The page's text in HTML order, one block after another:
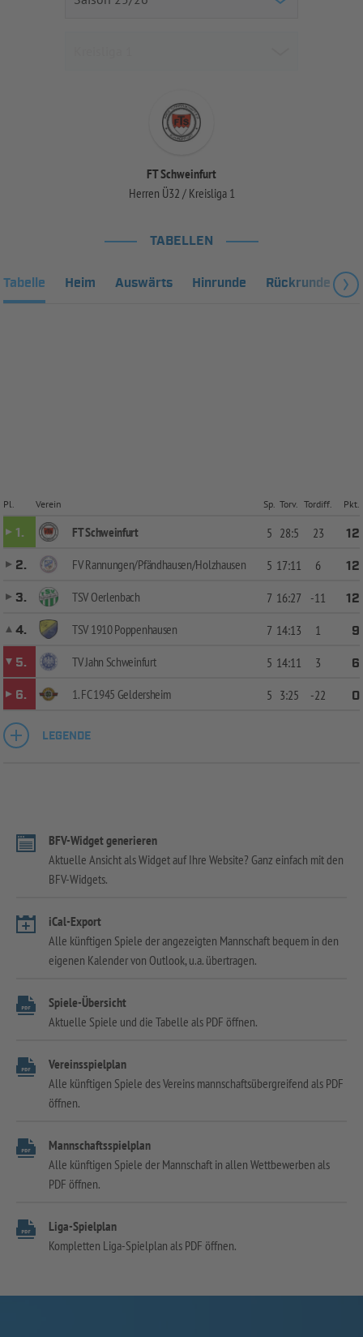
FT Schweinfurt
Herren Ü32 / Kreisliga 1
TABELLEN
Tabelle Heim Auswärts Hinrunde Rückrunde
Pl. Verein Sp. Torv. Tordiff. Pkt.
1. FT Schweinfurt 5 28:5 23
12
2.
FV Rannungen/Pfändhausen/Holzhausen 5 17:11 6
12
3.
TSV Oerlenbach 7 16:27 -11
12
4.
TSV 1910 Poppenhausen 7 14:13 1
9
5.
TV Jahn Schweinfurt 5 14:11 3
6
6.
1. FC 1945 Geldersheim 5 3:25 -22 0
LEGENDE
BFV-Widget generieren
Aktuelle Ansicht als Widget auf Ihre Website? Ganz einfach mit den
BFV-Widgets.
iCal-Export
Alle künftigen Spiele der angezeigten Mannschaft bequem in den
eigenen Kalender von Outlook, u.a. übertragen.
Spiele-Übersicht
Aktuelle Spiele und die Tabelle als PDF öffnen.
Vereinsspielplan
Alle künftigen Spiele des Vereins mannschaftsübergreifend als PDF
öffnen.
Mannschaftsspielplan
Alle künftigen Spiele der Mannschaft in allen Wettbewerben als
PDF öffnen.
Liga-Spielplan
Kompletten Liga-Spielplan als PDF öffnen.